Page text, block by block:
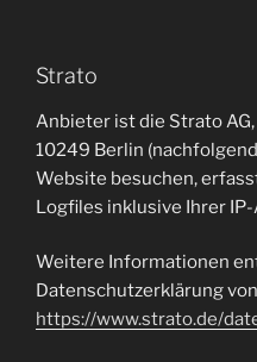
Strato
Anbieter ist die Strato
10249 Berlin
Website besuchen,
Logfiles inklusive Ihrer
Weitere Informationen
Datenschutzerklärung
https://www.strato.de/